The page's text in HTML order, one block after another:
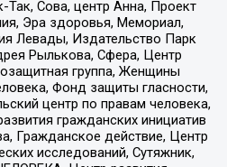
Так, Сова, центр Анна, Проект
Эра здоровья, Мемориал,
Левады, Издательство Парк
Рылькова, Сфера, Центр
группа, Женщины
Фонд защиты гласности,
центр по правам человека,
гражданских инициатив
Гражданское действие, Центр
исследований, Сутяжник,